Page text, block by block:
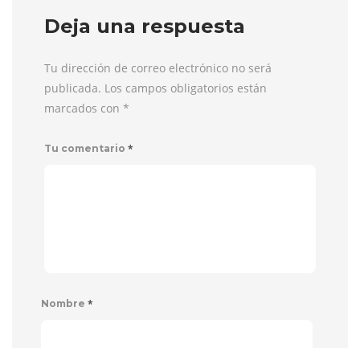
Deja una respuesta
Tu dirección de correo electrónico no será
publicada. Los campos obligatorios están
marcados con *
Tu comentario *
Nombre *